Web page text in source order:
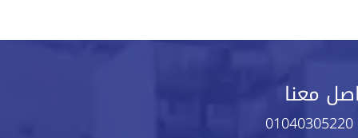
معنا
01040305220